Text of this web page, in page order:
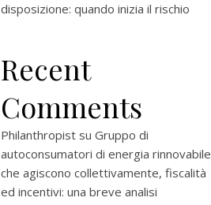
disposizione: quando inizia il rischio
Recent
Comments
Philanthropist su Gruppo di
autoconsumatori di energia rinnovabile
che agiscono collettivamente, fiscalità
ed incentivi: una breve analisi